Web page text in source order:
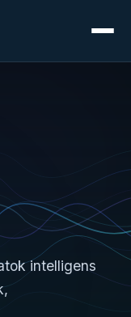
intelligens